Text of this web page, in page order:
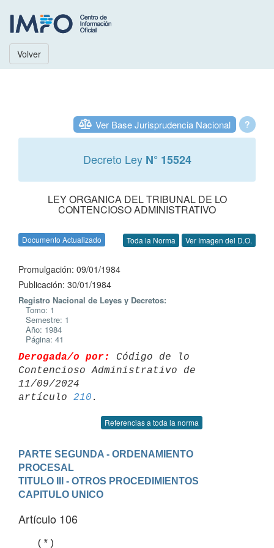
Volver
?
Ver Base Jurisprudencia Nacional
Decreto Ley N° 15524
LEY ORGANICA DEL TRIBUNAL DE LO
CONTENCIOSO ADMINISTRATIVO
Documento Actualizado Toda la Norma Ver Imagen del D.O.
Promulgación: 09/01/1984
Publicación: 30/01/1984
Registro Nacional de Leyes y Decretos:
Tomo: 1
Semestre: 1
Año: 1984
Página: 41
Derogada/o por:
Código de lo
Contencioso Administrativo de
11/09/2024
artículo 210
Referencias a toda la norma
PARTE SEGUNDA - ORDENAMIENTO
PROCESAL
TITULO III - OTROS PROCEDIMIENTOS
CAPITULO UNICO
Artículo 106
   (*)